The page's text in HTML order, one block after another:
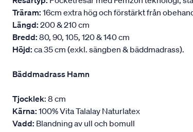
Träram: 16cm extra hög och förstärkt från
Längd: 200 & 210 cm
Bredd: 80, 90, 105, 120 & 140 cm
Höjd: ca 35 cm (exkl. sängben & bäddmadrass).
Bäddmadrass Hamn
Tjocklek: 8 cm
Kärna: 100% Vita Talalay Naturlatex
Vadd: Blandning av ull och bomull